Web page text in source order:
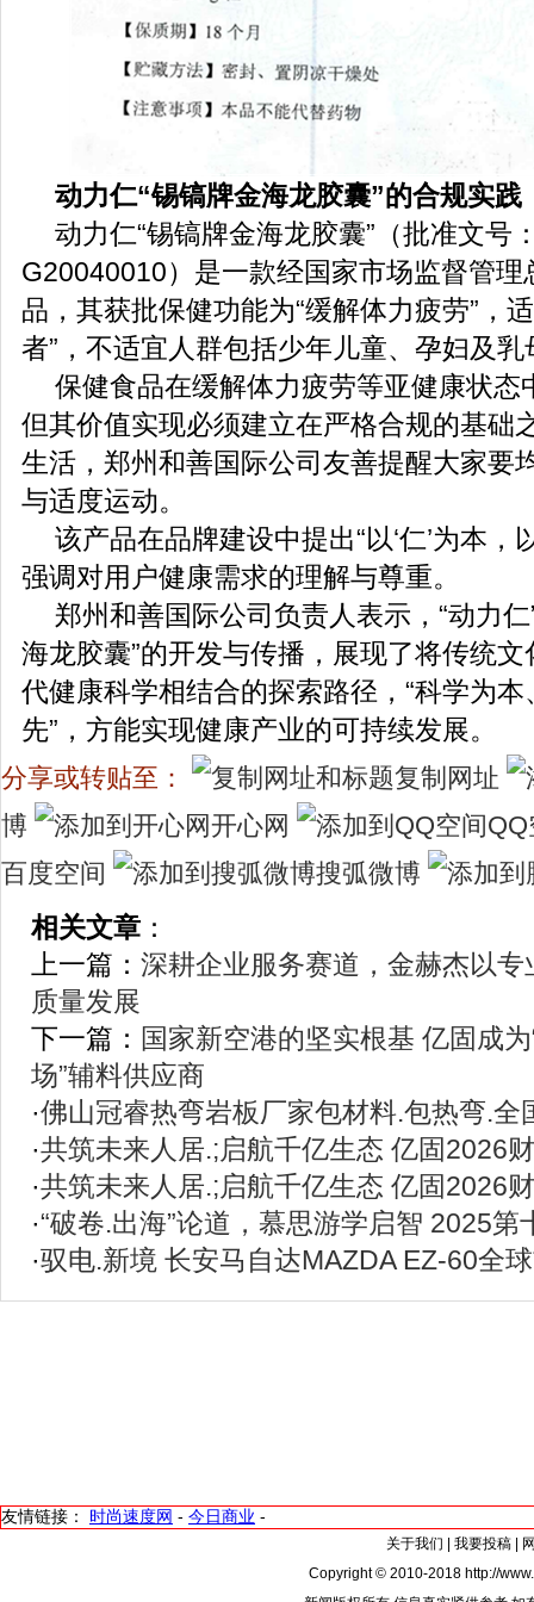
动力仁“锡镐牌金海龙胶囊”的合规实践
动力仁“锡镐牌金海龙胶囊”（批准文号
G20040010）是一款经国家市场监督管理
品，其获批保健功能为“缓解体力疲劳”，
者”，不适宜人群包括少年儿童、孕妇及乳
保健食品在缓解体力疲劳等亚健康状态
但其价值实现必须建立在严格合规的基础
生活，郑州和善国际公司友善提醒大家要
与适度运动。
该产品在品牌建设中提出“以‘仁’为本，
强调对用户健康需求的理解与尊重。
郑州和善国际公司负责人表示，“动力
海龙胶囊”的开发与传播，展现了将传统文
代健康科学相结合的探索路径，“科学为
先”，方能实现健康产业的可持续发展。
分享或转贴至：
复制网址
博
开心网
百度空间
搜弧微博
相关文章 ：
上一篇： 深耕企业服务赛道，金赫杰以
质量发展
下一篇： 国家新空港的坚实根基 亿固成
场”辅料供应商
·佛山冠睿热弯岩板厂家包材料.包热弯.全
·共筑未来人居.;启航千亿生态 亿固2026
·共筑未来人居.;启航千亿生态 亿固2026
·“破卷.出海”论道，慕思游学启智 2025第
·驭电.新境 长安马自达MAZDA EZ-60全
友情链接： 时尚速度网 - 今日商业 -
关于我们 | 我要投稿|
Copyright © 2010-2018 http://